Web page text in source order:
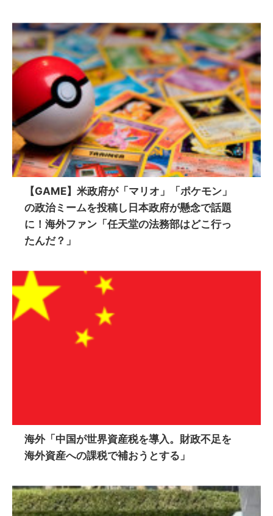
【GAME】米政府が「マリオ」「ポケモン」
の政治ミームを投稿し日本政府が懸念で話題
に！海外ファン「任天堂の法務部はどこ行っ
たんだ？」
海外「中国が世界資産税を導入。財政不足を
海外資産への課税で補おうとする」